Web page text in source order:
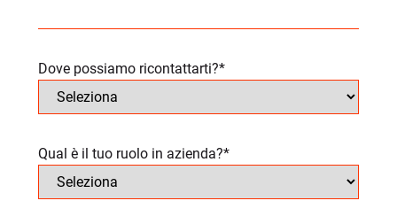
Dove possiamo ricontattarti?*
Qual è il tuo ruolo in azienda?*